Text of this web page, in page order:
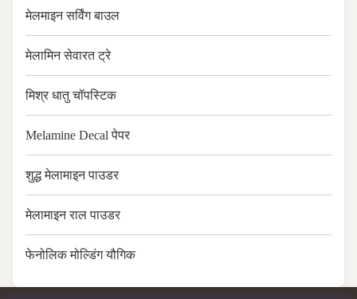
मेलमाइन सर्विंग बाउल
मेलामिन सेवारत ट्रे
मिश्र धातु चॉपस्टिक
Melamine Decal पेपर
शुद्ध मेलामाइन पाउडर
मेलामाइन राल पाउडर
फेनोलिक मोल्डिंग यौगिक